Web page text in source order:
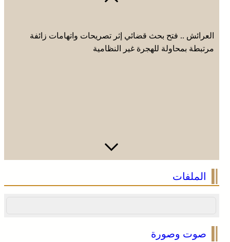
العرائش .. فتح بحث قضائي إثر تصريحات واتهامات زائفة
مرتبطة بمحاولة للهجرة غير النظامية
الصحراء المغربية .. كولومبيا تعلن تغييرا في موقفها وتعترف
بسيادة المغرب على صحرائه
الملفات
صوت وصورة